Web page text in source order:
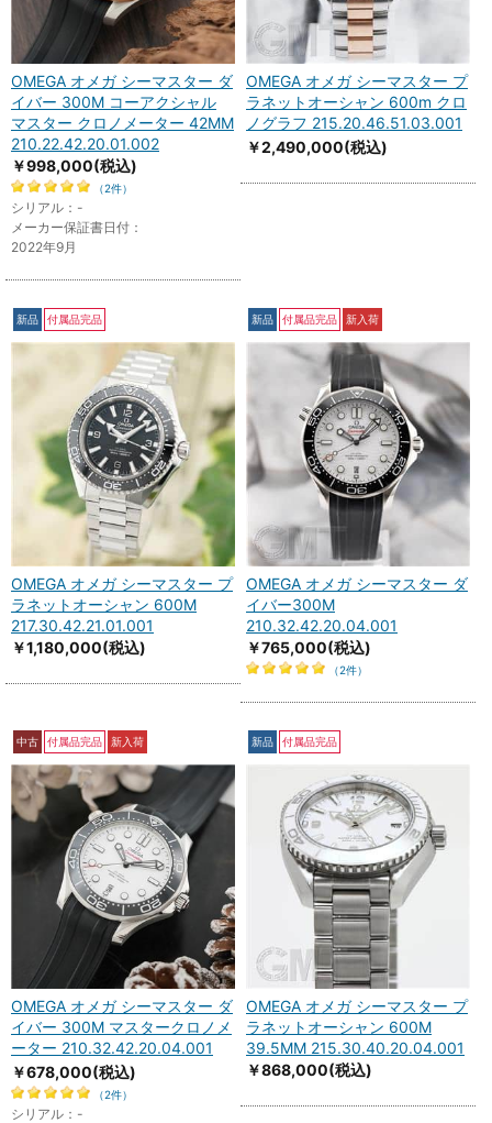
OMEGA オメガ シーマスター ダ
イバー 300M コーアクシャル
マスター クロノメーター 42MM
210.22.42.20.01.002
￥998,000(税込)
（2件）
シリアル：-
メーカー保証書日付：
2022年9月
OMEGA オメガ シーマスター プ
ラネットオーシャン 600m クロ
ノグラフ 215.20.46.51.03.001
￥2,490,000(税込)
新品 付属品完品
OMEGA オメガ シーマスター プ
ラネットオーシャン 600M
217.30.42.21.01.001
￥1,180,000(税込)
新品 付属品完品 新入荷
OMEGA オメガ シーマスター ダ
イバー300M
210.32.42.20.04.001
￥765,000(税込)
（2件）
中古 付属品完品 新入荷
OMEGA オメガ シーマスター ダ
イバー 300M マスタークロノメ
ーター 210.32.42.20.04.001
￥678,000(税込)
（2件）
シリアル：-
新品 付属品完品
OMEGA オメガ シーマスター プ
ラネットオーシャン 600M
39.5MM 215.30.40.20.04.001
￥868,000(税込)